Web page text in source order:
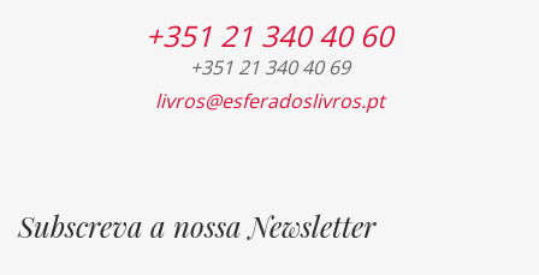
+351 21 340 40 60
+351 21 340 40 69
livros@esferadoslivros.pt
Subscreva a nossa Newsletter